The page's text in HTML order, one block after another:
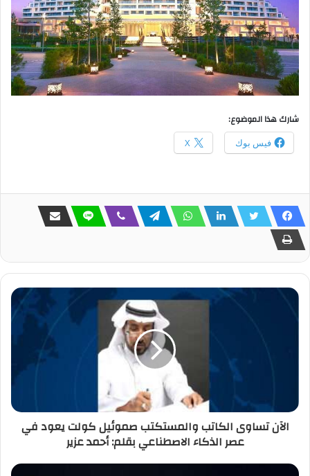
شارك هذا الموضوع:
فيس بوك X
الآن تساوى الكاتب والمستكتب صموئيل كولت يعود في
عصر الذكاء الاصطناعي بقلم: أحمد عزير